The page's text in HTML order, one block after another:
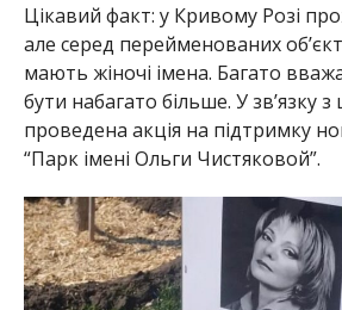
Цікавий факт: у Кривому Розі
але серед перейменованих
мають жіночі імена. Багато
бути набагато більше. У зв’язку
проведена акція на підтримку
“Парк імені Ольги Чистяковой”.